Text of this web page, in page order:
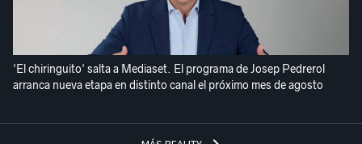
'El chiringuito' salta a Mediaset. El programa de Josep Pedrerol
arranca nueva etapa en distinto canal el próximo mes de agosto